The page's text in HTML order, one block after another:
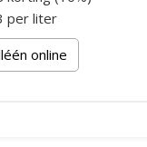
per liter
online